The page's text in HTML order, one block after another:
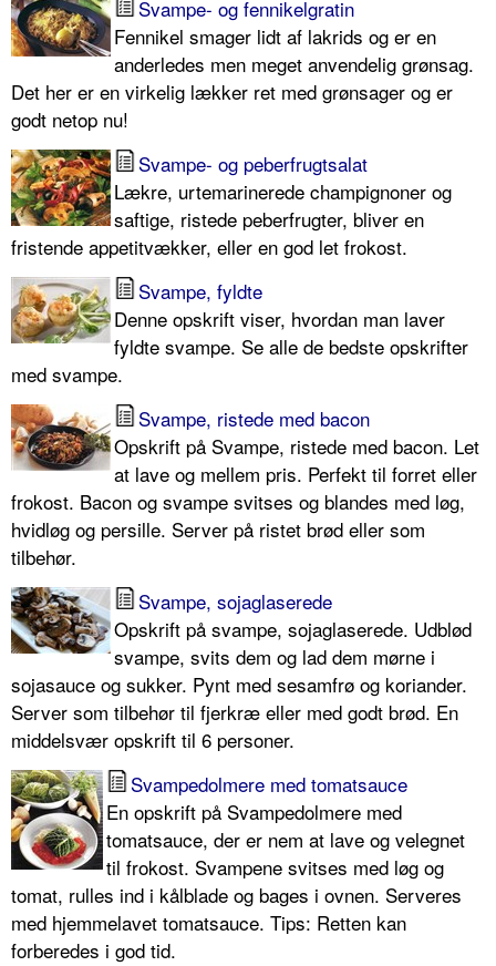
Svampe- og fennikelgratin
Fennikel smager lidt af lakrids og er en
anderledes men meget anvendelig grønsag.
Det her er en virkelig lækker ret med grønsager og er
godt netop nu!
Svampe- og peberfrugtsalat
Lækre, urtemarinerede champignoner og
saftige, ristede peberfrugter, bliver en
fristende appetitvækker, eller en god let frokost.
Svampe, fyldte
Denne opskrift viser, hvordan man laver
fyldte svampe. Se alle de bedste opskrifter
med svampe.
Svampe, ristede med bacon
Opskrift på Svampe, ristede med bacon. Let
at lave og mellem pris. Perfekt til forret eller
frokost. Bacon og svampe svitses og blandes med løg,
hvidløg og persille. Server på ristet brød eller som
tilbehør.
Svampe, sojaglaserede
Opskrift på svampe, sojaglaserede. Udblød
svampe, svits dem og lad dem mørne i
sojasauce og sukker. Pynt med sesamfrø og koriander.
Server som tilbehør til fjerkræ eller med godt brød. En
middelsvær opskrift til 6 personer.
Svampedolmere med tomatsauce
En opskrift på Svampedolmere med
tomatsauce, der er nem at lave og velegnet
til frokost. Svampene svitses med løg og
tomat, rulles ind i kålblade og bages i ovnen. Serveres
med hjemmelavet tomatsauce. Tips: Retten kan
forberedes i god tid.